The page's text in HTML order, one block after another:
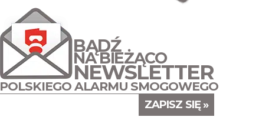
BĄDŹ
NA BIEŻĄCO
NEWSLETTER
POLSKIEGO ALARMU SMOGOWEGO
ZAPISZ SIĘ »